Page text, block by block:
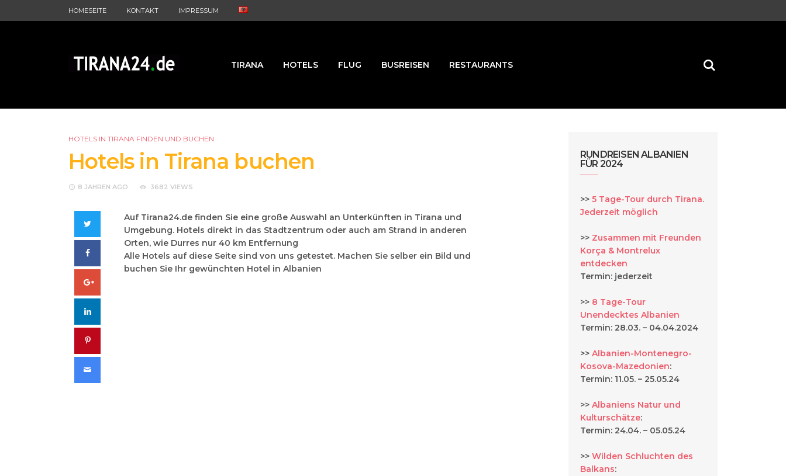
HOMESEITE KONTAKT IMPRESSUM
TIRANA HOTELS FLUG BUSREISEN RESTAURANTS
HOTELS IN TIRANA FINDEN UND BUCHEN
Hotels in Tirana buchen
8 JAHREN AGO 3682 VIEWS
Facebook
Google+
Auf Tirana24.de finden Sie eine große Auswahl an Unterkünften in Tirana und
Umgebung. Hotels direkt in das Stadtzentrum oder auch am Strand in anderen
Orten, wie Durres nur 40 km Entfernung
Alle Hotels auf diese Seite sind von uns getestet. Machen Sie selber ein Bild und
buchen Sie Ihr gewünchten Hotel in Albanien
RUNDREISEN ALBANIEN
FÜR 2024
>> 5 Tage-Tour durch Tirana.
Jederzeit möglich
>> Zusammen mit Freunden
Korça & Montrelux
entdecken
Termin: jederzeit
>> 8 Tage-Tour
Unendecktes Albanien
Termin: 28.03. – 04.04.2024
>> Albanien-Montenegro-
Kosova-Mazedonien:
Termin: 11.05. – 25.05.24
>> Albaniens Natur und
Kulturschätze:
Termin: 24.04. – 05.05.24
>> Wilden Schluchten des
Balkans: